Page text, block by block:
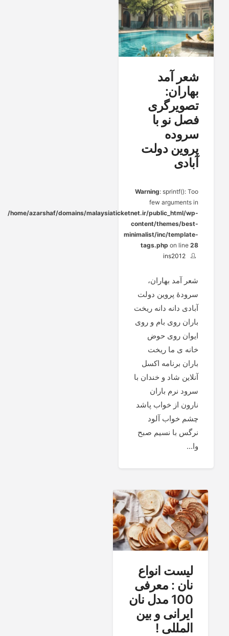
شعر آمد
بهاران:
تصویرگری
فصل نو با
سروده
پروین دولت
آبادی
Warning: sprintf(): Too
few arguments in
/home/azarshaf/domains/malaysiaticketnet.ir/public_html/wp-
content/themes/best-
minimalist/inc/template-
tags.php on line 28
ins2012
شعر آمد بهاران،
سرودۀ پروین دولت
آبادی دانه دانه ریخت
باران روی بام و روی
ایوان روی حوض
خانه ی ما ریخت
باران برنامه اکسل
آنلاین شاد و خندان با
سرود نرم باران
نارون از خواب پاشد
چشم خواب آلود
نرگس با نسیم صبح
وا...
لیست انواع
نان : معرفی
100 مدل نان
ایرانی و بین
المللی !